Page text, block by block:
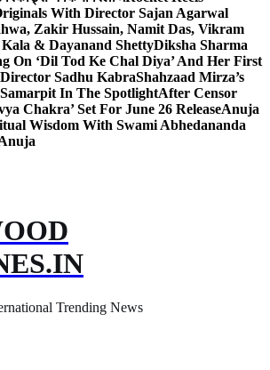
With Director Sajan Agarwal
Zakir Hussain, Namit Das, Vikram
& Dayanand ShettyDiksha Sharma
On ‘Dil Tod Ke Chal Diya’ And Her First
Sadhu KabraShahzaad Mirza’s
In The SpotlightAfter Censor
Chakra’ Set For June 26 ReleaseAnuja
Wisdom With Swami Abhedananda
Trending News